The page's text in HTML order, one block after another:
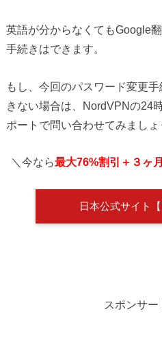
英語が分からなくてもGoogle
手続きはできます。
もし、今回のパスワード変更
きない場合は、NordVPNの24
ポートで問い合わせてみましょ
＼今なら最大76%割引＋３ヶ
日本公式サイト【
スポンサー